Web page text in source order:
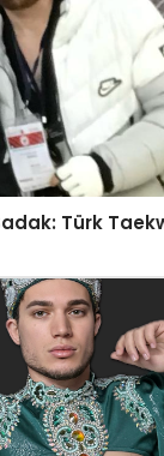
Türk